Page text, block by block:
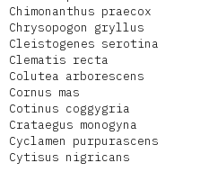
Chimonanthus praecox
Chrysopogon gryllus
Cleistogenes serotina
Clematis recta
Colutea arborescens
Cornus mas
Cotinus coggygria
Crataegus monogyna
Cyclamen purpurascens
Cytisus nigricans